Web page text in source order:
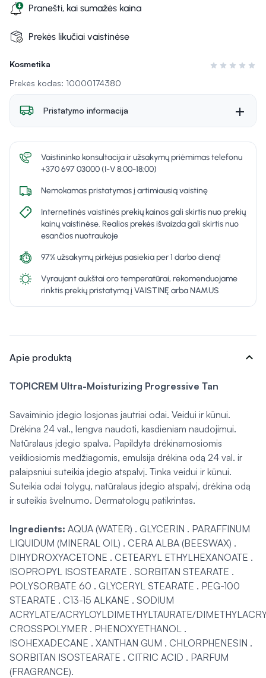
Kosmetika
Įvertinimas 0
Prekės kodas: 10000174380
Pranešti, kai sumažės kaina
Prekės likučiai vaistinėse
Pristatymo informacija
Vaistininko konsultacija ir užsakymų priėmimas telefonu
+370 697 03000 (I-V 8:00-18:00)
Nemokamas pristatymas į artimiausią vaistinę
Internetinės vaistinės prekių kainos gali skirtis nuo prekių
kainų vaistinėse. Realios prekės išvaizda gali skirtis nuo
esančios nuotraukoje
97% užsakymų pirkėjus pasiekia per 1 darbo dieną!
Vyraujant aukštai oro temperatūrai, rekomenduojame
rinktis prekių pristatymą į VAISTINĘ arba NAMUS
Apie produktą expand_more
TOPICREM Ultra-Moisturizing Progressive Tan
Savaiminio įdegio losjonas jautriai odai. Veidui ir kūnui.
Drėkina 24 val., lengva naudoti, kasdieniam naudojimui.
Natūralaus įdegio spalva. Papildyta drėkinamosiomis
veikliosiomis medžiagomis, emulsija drėkina odą 24 val. ir
palaipsniui suteikia įdegio atspalvį. Tinka veidui ir kūnui.
Suteikia odai tolygų, natūralaus įdegio atspalvį, drėkina odą
ir suteikia švelnumo. Dermatologų patikrintas.
Ingredients: AQUA (WATER) . GLYCERIN . PARAFFINUM
LIQUIDUM (MINERAL OIL) . CERA ALBA (BEESWAX) .
DIHYDROXYACETONE . CETEARYL ETHYLHEXANOATE .
ISOPROPYL ISOSTEARATE . SORBITAN STEARATE .
POLYSORBATE 60 . GLYCERYL STEARATE . PEG-100
STEARATE . C13-15 ALKANE . SODIUM
ACRYLATE/ACRYLOYLDIMETHYLTAURATE/
CROSSPOLYMER . PHENOXYETHANOL .
ISOHEXADECANE . XANTHAN GUM . CHLORPHENESIN .
SORBITAN ISOSTEARATE . CITRIC ACID . PARFUM
(FRAGRANCE).